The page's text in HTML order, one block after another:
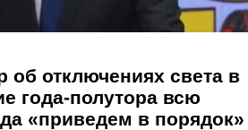
об отключениях света в
года-полутора всю
«приведем в порядок»